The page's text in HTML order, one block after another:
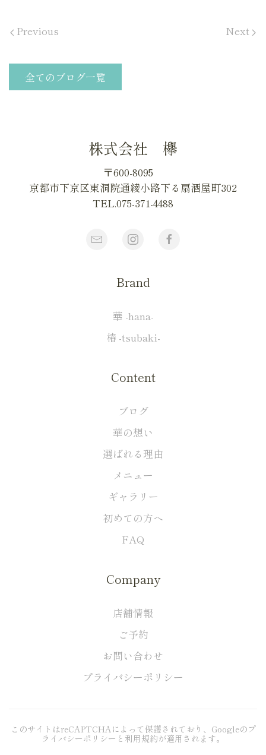
Previous Next
全てのブログ一覧
株式会社 欅
〒600-8095
京都市下京区東洞院通綾小路下る扇酒屋町302
TEL.075-371-4488
Brand
華 -hana-
椿 -tsubaki-
Content
ブログ
華の想い
選ばれる理由
メニュー
ギャラリー
初めての方へ
FAQ
Company
店舗情報
ご予約
お問い合わせ
プライバシーポリシー
このサイトはreCAPTCHAによって保護されており、Googleの プ
ライバシーポリシー と 利用規約が適用されます。